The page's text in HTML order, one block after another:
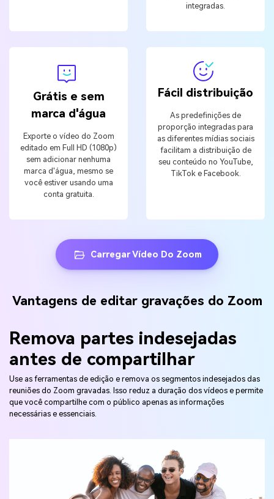
integradas.
Grátis e sem
marca d'água
Exporte o vídeo do Zoom
editado em Full HD (1080p)
sem adicionar nenhuma
marca d'água, mesmo se
você estiver usando uma
conta gratuita.
Fácil distribuição
As predefinições de
proporção integradas para
as diferentes mídias sociais
facilitam a distribuição de
seu conteúdo no YouTube,
TikTok e Facebook.
Carregar Vídeo Do Zoom
Vantagens de editar gravações do Zoom
Remova partes indesejadas
antes de compartilhar
Use as ferramentas de edição e remova os segmentos indesejados das
reuniões do Zoom gravadas. Isso reduz a duração dos vídeos e permite
que você compartilhe com o público apenas as informações
necessárias e essenciais.